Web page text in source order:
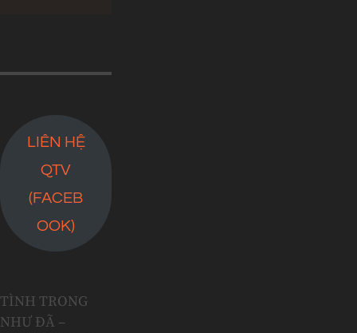
LIÊN HỆ
QTV
(FACEB
OOK)
TÌNH TRONG
NHƯ ĐÃ –